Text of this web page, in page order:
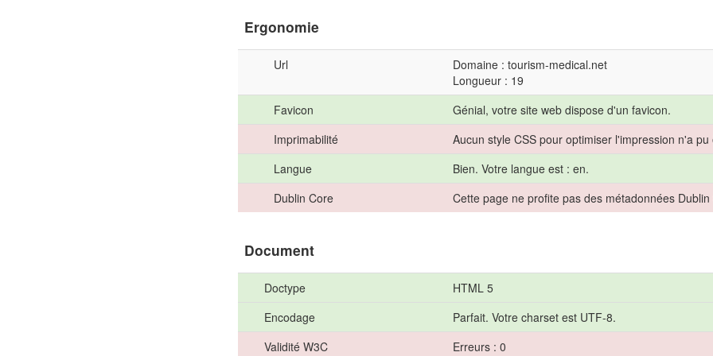
Ergonomie
Url
Domaine : tourism-medical.net
Longueur : 19
Favicon
Génial, votre site web dispose d'un favicon.
Imprimabilité
Aucun style CSS pour optimiser l'impression n'a pu
Langue
Bien. Votre langue est : en.
Dublin Core
Cette page ne profite pas des métadonnées Dublin
Document
Doctype
HTML 5
Encodage
Parfait. Votre charset est UTF-8.
Validité W3C
Erreurs : 0